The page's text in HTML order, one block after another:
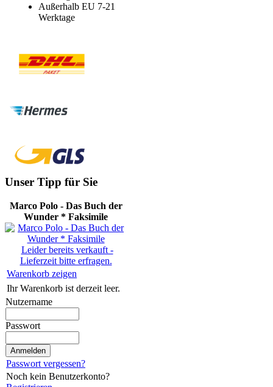
Außerhalb EU 7-21
Werktage
Unser Tipp für Sie
Marco Polo - Das Buch der
Wunder * Faksimile
Leider bereits verkauft -
Lieferzeit bitte erfragen.
Warenkorb zeigen
Ihr Warenkorb ist derzeit leer.
Nutzername
Passwort
Passwort vergessen?
Noch kein Benutzerkonto?